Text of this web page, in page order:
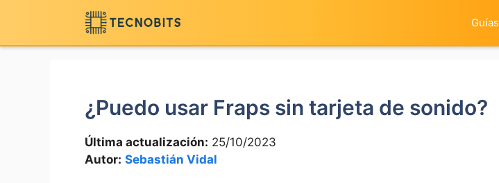
contenido
Guías
¿Puedo usar Fraps sin tarjeta de sonido?
Última actualización: 25/10/2023
Autor: Sebastián Vidal